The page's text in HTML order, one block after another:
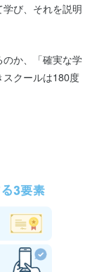
び、それを説明
か、「確実な学
クールは180度